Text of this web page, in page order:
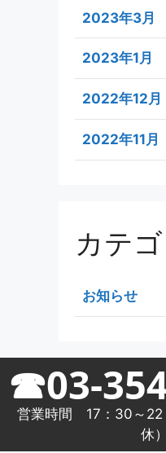
2023年3月
2023年1月
2022年12月
2022年11月
カテ
お知らせ
☎03-
営業時間 17：30～22
休）